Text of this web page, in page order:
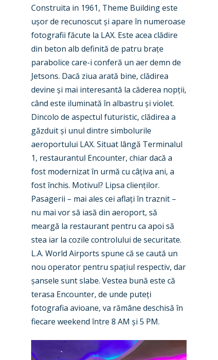
Construita in 1961, Theme Building este
ușor de recunoscut și apare în numeroase
fotografii făcute la LAX. Este acea clădire
din beton alb definită de patru brațe
parabolice care-i conferă un aer demn de
Jetsons. Dacă ziua arată bine, clădirea
devine și mai interesantă la căderea nopții,
când este iluminată în albastru și violet.
Dincolo de aspectul futuristic, clădirea a
găzduit și unul dintre simbolurile
aeroportului LAX. Situat lângă Terminalul
1, restaurantul Encounter, chiar dacă a
fost modernizat în urmă cu câțiva ani, a
fost închis. Motivul? Lipsa clienților.
Pasagerii – mai ales cei aflați în traznit –
nu mai vor să iasă din aeroport, să
meargă la restaurant pentru ca apoi să
stea iar la cozile controlului de securitate.
L.A. World Airports spune că se caută un
nou operator pentru spațiul respectiv, dar
șansele sunt slabe. Vestea bună este că
terasa Encounter, de unde puteți
fotografia avioane, va rămâne deschisă în
fiecare weekend între 8 AM și 5 PM.